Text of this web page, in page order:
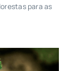
para as